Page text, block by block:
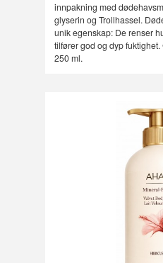
innpakning med
glyserin og Trollhassel.
unik egenskap: De renser
tilfører god og dyp
250 ml.